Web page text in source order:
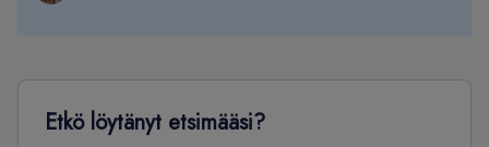
Etkö löytänyt etsimääsi?